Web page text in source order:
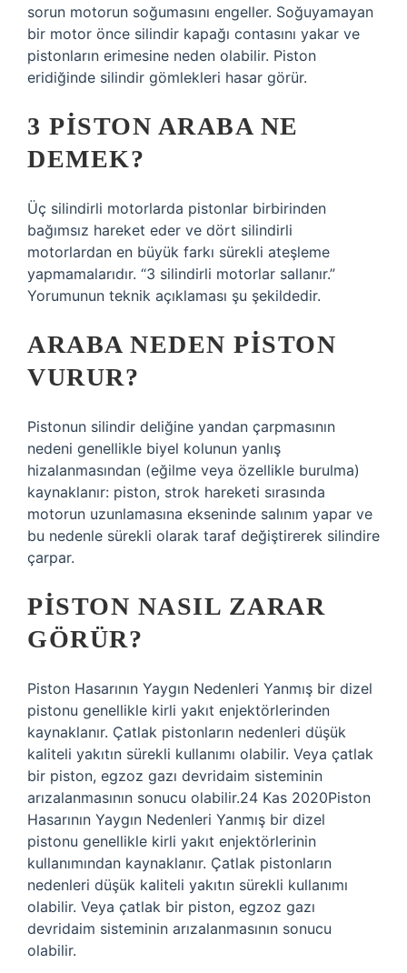
sorun motorun soğumasını engeller. Soğuyamayan
bir motor önce silindir kapağı contasını yakar ve
pistonların erimesine neden olabilir. Piston
eridiğinde silindir gömlekleri hasar görür.
3 PISTON ARABA NE
DEMEK?
Üç silindirli motorlarda pistonlar birbirinden
bağımsız hareket eder ve dört silindirli
motorlardan en büyük farkı sürekli ateşleme
yapmamalarıdır. “3 silindirli motorlar sallanır.”
Yorumunun teknik açıklaması şu şekildedir.
ARABA NEDEN PISTON
VURUR?
Pistonun silindir deliğine yandan çarpmasının
nedeni genellikle biyel kolunun yanlış
hizalanmasından (eğilme veya özellikle burulma)
kaynaklanır: piston, strok hareketi sırasında
motorun uzunlamasına ekseninde salınım yapar ve
bu nedenle sürekli olarak taraf değiştirerek silindire
çarpar.
PISTON NASIL ZARAR
GÖRÜR?
Piston Hasarının Yaygın Nedenleri Yanmış bir dizel
pistonu genellikle kirli yakıt enjektörlerinden
kaynaklanır. Çatlak pistonların nedenleri düşük
kaliteli yakıtın sürekli kullanımı olabilir. Veya çatlak
bir piston, egzoz gazı devridaim sisteminin
arızalanmasının sonucu olabilir.24 Kas 2020Piston
Hasarının Yaygın Nedenleri Yanmış bir dizel
pistonu genellikle kirli yakıt enjektörlerinin
kullanımından kaynaklanır. Çatlak pistonların
nedenleri düşük kaliteli yakıtın sürekli kullanımı
olabilir. Veya çatlak bir piston, egzoz gazı
devridaim sisteminin arızalanmasının sonucu
olabilir.